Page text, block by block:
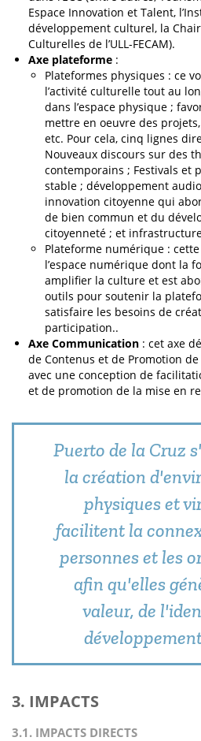
Espace Innovation et Talent,
développement culturel, la
Culturelles de l’ULL-FECAM).
Axe plateforme :
Plateformes physiques : ce
l’activité culturelle tout au
dans l’espace physique ;
mettre en oeuvre des
etc. Pour cela, cinq lignes
Nouveaux discours sur des
contemporains ; Festivals et
stable ; développement
innovation citoyenne qui
de bien commun et du
citoyenneté ; et
Plateforme numérique :
l’espace numérique dont la
amplifier la culture et est
outils pour soutenir la
satisfaire les besoins de
participation..
Axe Communication : cet axe
de Contenus et de Promotion de
avec une conception de
et de promotion de la mise en
Puerto de la Cruz
la création
physiques et
facilitent la
personnes et les
afin qu'elles
valeur, de
3. IMPACTS
3.1. IMPACTS DIRECTS